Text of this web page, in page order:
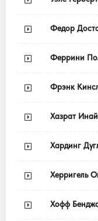
Федор
Феррини
Фрэнк
Хазрат
Хардинг
Херригель
Хофф